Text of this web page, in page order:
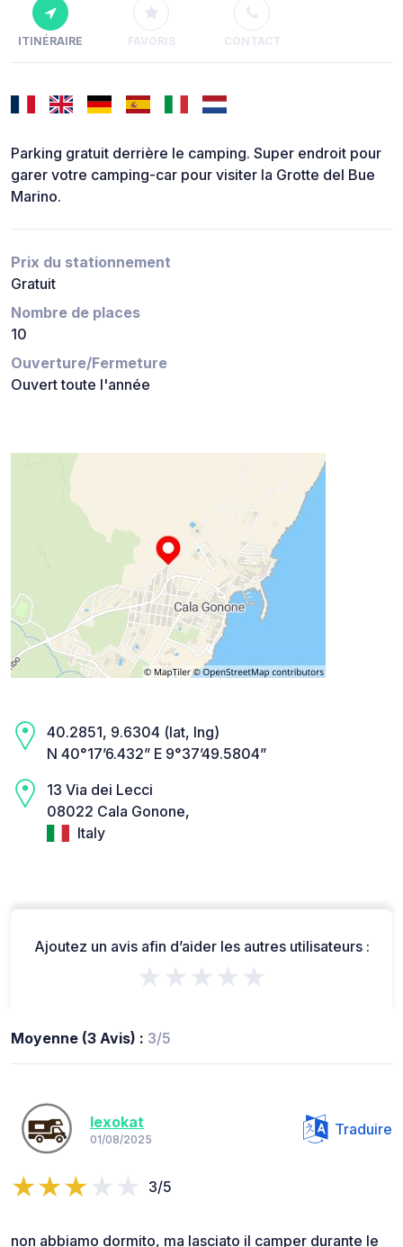
ITINÉRAIRE FAVORIS CONTACT
Parking gratuit derrière le camping. Super endroit pour
garer votre camping-car pour visiter la Grotte del Bue
Marino.
Prix du stationnement
Gratuit
Nombre de places
10
Ouverture/Fermeture
Ouvert toute l'année
40.2851, 9.6304 (lat, lng)
N 40°17’6.432” E 9°37’49.5804”
13 Via dei Lecci
08022 Cala Gonone,
Italy
Ajoutez un avis afin d’aider les autres utilisateurs :
★★★★★
Moyenne (3 Avis) : 3/5
lexokat
01/08/2025
Traduire
3/5
non abbiamo dormito, ma lasciato il camper durante le